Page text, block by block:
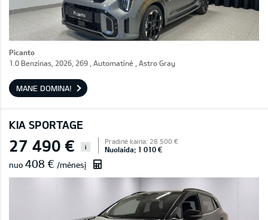
Picanto
1.0 Benzinas, 2026, 269 , Automatinė , Astro Gray
MANE DOMINA!
KIA SPORTAGE
27 490 € i
Pradinė kaina: 28 500 €
Nuolaida: 1 010 €
nuo 408 € /mėnesį